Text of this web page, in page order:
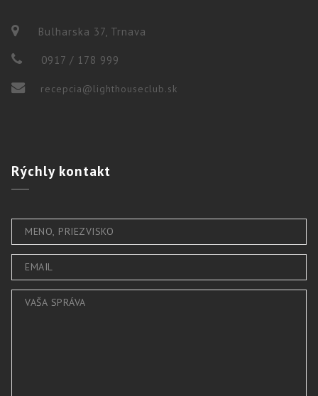
Bulharska 37, Trnava
0917 / 178 999
recepcia@lighthouseclub.sk
Rýchlykontakt